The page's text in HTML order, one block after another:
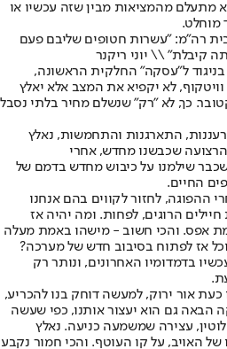
מתעלם מהמציאות מבין שזה עכשיו או
מוחלט.
רה"מ: "עשרות חטופים שליבם פעם
קיבלת" \\ יוני ריקנר
בניגוד ל"עסקה" החלקית הראשונה,
לא יקפיא את המצב אלא יאלץ
כמעט עד קו 6 באוקטובר. כך, לא "רק" שנשלם מחיר בלתי נסבל
התארגנות והתחמשות, נאלץ
משטח הרצועה שכבשנו מחדש, אחרי
שילמנו על כיבוש מחדש בדמם של
החיים.
ההפוגה, לחזור לקווים בהם אנחנו
הרוגים, לפחות. ומה יהיה אז
אפס. והכי חשוב - מישהו באמת מעלה
אז לפתוח בסיבוב חדש של מערכה?
בדמדומיו האחרונים, ונותר רק
כעת אור ירוק, למעשה דוחק בנו להכריע,
הבאה גם הוא יעצור אותנו, כפי שעשה
עצירה שמשמעה כניעה. נאלץ
של האויב, על קו העוטף. והכי חמור נקבע